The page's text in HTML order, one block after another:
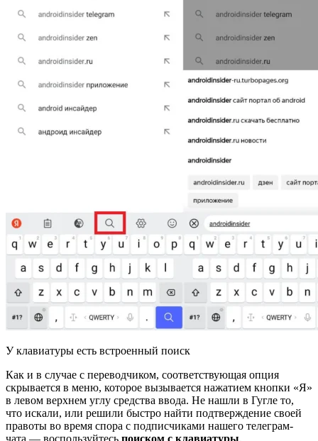
У клавиатуры есть встроенный поиск
Как и в случае с переводчиком, соответствующая опция
скрывается в меню, которое вызывается нажатием кнопки «Я»
в левом верхнем углу средства ввода. Не нашли в Гугле то,
что искали, или решили быстро найти подтверждение своей
правоты во время спора с подписчиками нашего телеграм-